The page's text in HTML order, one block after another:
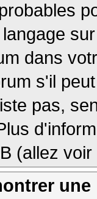
dans
s'il
pas,
(allez